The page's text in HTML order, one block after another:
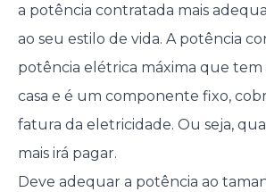
a potência contratada mais
ao seu estilo de vida. A potência
potência elétrica máxima que
casa e é um componente fixo,
fatura da eletricidade. Ou seja,
mais irá pagar.
Deve adequar a potência ao